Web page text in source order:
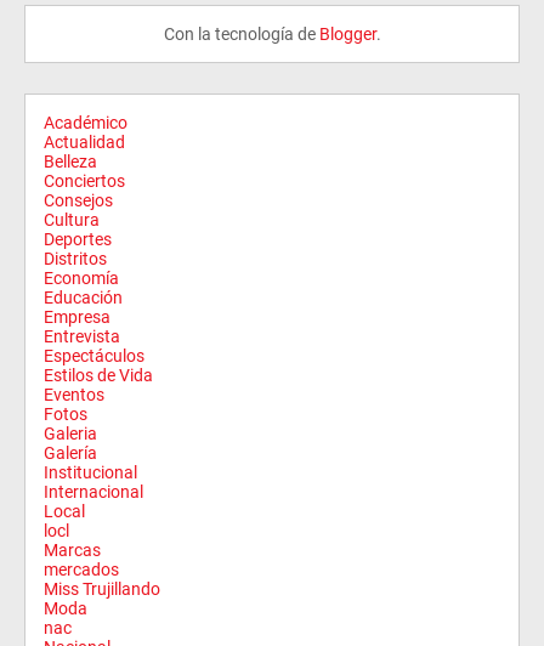
Con la tecnología de Blogger.
Académico
Actualidad
Belleza
Conciertos
Consejos
Cultura
Deportes
Distritos
Economía
Educación
Empresa
Entrevista
Espectáculos
Estilos de Vida
Eventos
Fotos
Galeria
Galería
Institucional
Internacional
Local
locl
Marcas
mercados
Miss Trujillando
Moda
nac